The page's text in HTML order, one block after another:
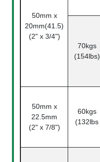
50mm x
20mm(41.5)
(2" x 3/4")
70kgs
(154lbs)
50mm x
22.5mm
(2" x 7/8")
60kgs
(132lbs